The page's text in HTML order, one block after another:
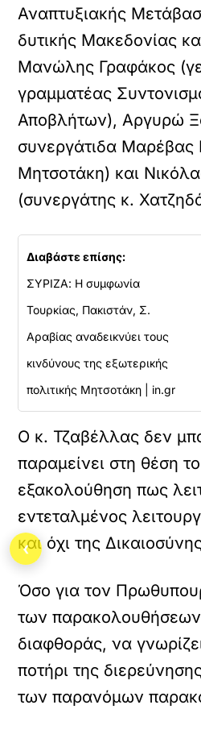
Αναπτυξιακής
δυτικής Μακεδονίας
Μανώλης Γραφάκος
γραμματέας
Αποβλήτων), Αργυρώ
συνεργάτιδα Μαρέβας
Μητσοτάκη) και
(συνεργάτης κ.
Διαβάστε επίσης:
ΣΥΡΙΖΑ: Η συμφωνία
Τουρκίας, Πακιστάν, Σ.
Αραβίας αναδεικνύει τους
κινδύνους της εξωτερικής
πολιτικής Μητσοτάκη | in.gr
Ο κ. Τζαβέλλας δεν
παραμείνει στη θέση
εξακολούθηση πως
εντεταλμένος
και όχι της
Όσο για τον
των παρακολουθήσεων
διαφθοράς, να
ποτήρι της
των παρανόμων
‹